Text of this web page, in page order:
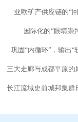
亚欧矿产供应链的“
国际化的“眼睛崇
巩固“内循环”，输出“
三大走廊与成都平原的
长江流域史前城邦集群